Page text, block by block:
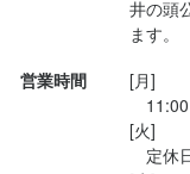
オレンジ色の飲み物
いつもならお酒を積
日の小さな思い出に
井の頭
ます。
営業時間
[月]
11:00
[火]
定休
2.	ブランド力
「世界大会銀メダリ
し、
専門店としての圧倒
3.	多店舗展開モ
標準化されたオペレ
経営方針（方向性）
1.	品質第一主
本場ナポリ仕込みの
経営方針（方向性）
本場ナポリ仕込みの
常に最高品質のマル
専門店としての圧倒
標準化されたオペレ
店舗が増えても品質
4.	人材育成とチ